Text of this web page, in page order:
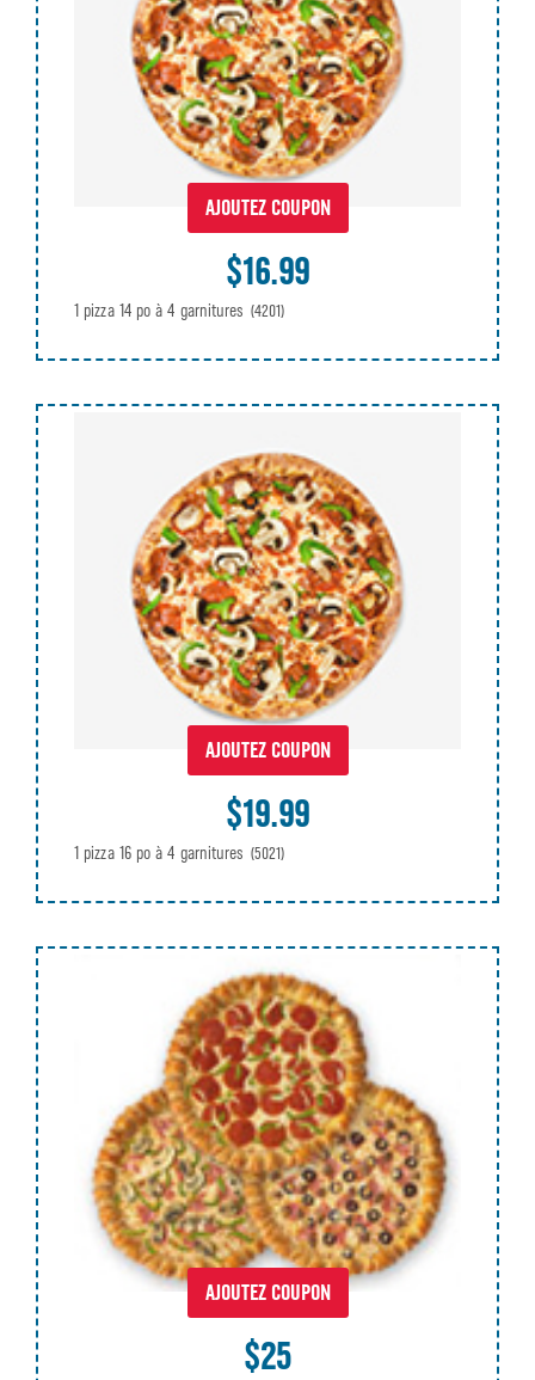
AJOUTEZ COUPON
$16.99
1 pizza 14 po à 4 garnitures (4201)
AJOUTEZ COUPON
$19.99
1 pizza 16 po à 4 garnitures (5021)
AJOUTEZ COUPON
$25